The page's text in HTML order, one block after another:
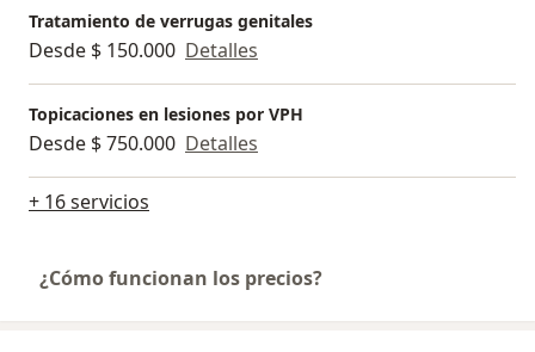
Tratamiento de verrugas genitales
Desde $ 150.000 Detalles
Topicaciones en lesiones por VPH
Desde $ 750.000 Detalles
+ 16 servicios
¿Cómo funcionan los precios?